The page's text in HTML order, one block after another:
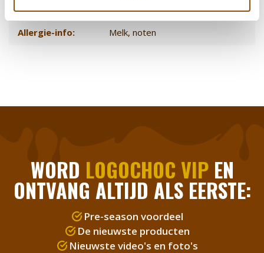
Allergie-info: Melk, noten
WORD LOGOCHOC VIPEN
ONTVANG ALTIJD ALS EERSTE:
Pre-season voordeel
De nieuwste producten
Nieuwste video's en foto's